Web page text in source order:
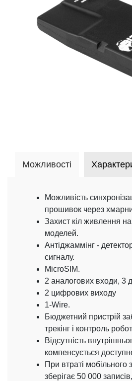
Можливості
Можливість
прошивок через
Захист кіл живлення на
моделей.
Антіджаммінг -
сигналу.
MicroSIM.
2 аналогових входи, 3
2 цифрових виходу
1-Wire.
Бюджетний пристрій
трекінг і контроль
Відсутність
компенсується
При втраті мобільного
зберігає 50 000